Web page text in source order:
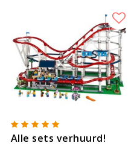
Alle sets verhuurd!